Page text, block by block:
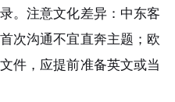
。注意文化差异：中东客
次沟通不宜直奔主题；欧
件，应提前准备英文或当